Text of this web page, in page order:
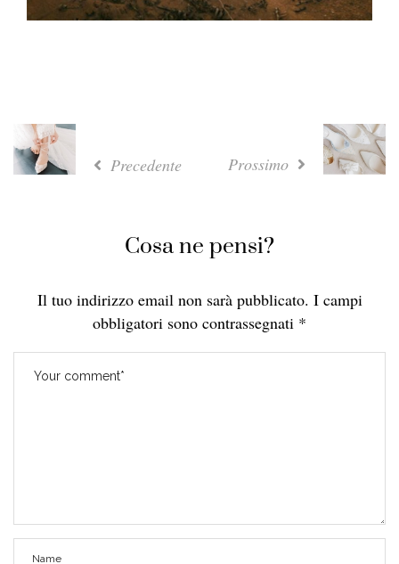
Precedente Prossimo
Cosa ne pensi?
Il tuo indirizzo email non sarà pubblicato. I campi
obbligatori sono contrassegnati *